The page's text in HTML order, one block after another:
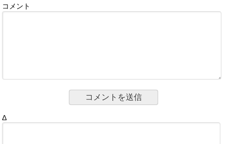
コメント
Δ